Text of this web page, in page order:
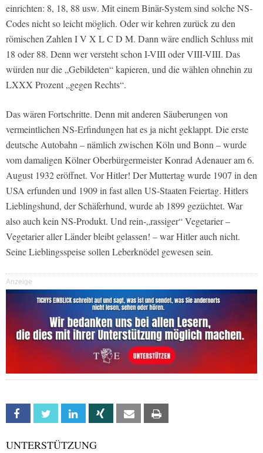
einrichten: 8, 18, 88 usw. Mit einem Binär-System sind solche NS-
Codes nicht so leicht möglich. Oder wir kehren zurück zu den
römischen Zahlen I V X L C D M. Dann wäre endlich Schluss mit
18 oder 88. Denn wer versteht schon I-VIII oder VIII-VIII. Das
würden nur die „Gebildeten“ kapieren, und die wählen ohnehin zu
LXXX Prozent „gegen Rechts“.
Das wären Fortschritte. Denn mit anderen Säuberungen von
vermeintlichen NS-Erfindungen hat es ja nicht geklappt. Die erste
deutsche Autobahn – nämlich zwischen Köln und Bonn – wurde
vom damaligen Kölner Oberbürgermeister Konrad Adenauer am 6.
August 1932 eröffnet. Vor Hitler! Der Muttertag wurde 1907 in den
USA erfunden und 1909 in fast allen US-Staaten Feiertag. Hitlers
Lieblingshund, der Schäferhund, wurde ab 1899 gezüchtet. War
also auch kein NS-Produkt. Und rein-„rassiger“ Vegetarier –
Vegetarier aller Länder bleibt gelassen! – war Hitler auch nicht.
Seine Lieblingsspeise sollen Leberknödel gewesen sein.
Anzeige
Facebook Twitter Linkedin Xing Email
UNTERSTÜTZUNG